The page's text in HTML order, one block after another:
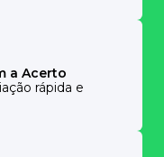
a Acerto
rápida e